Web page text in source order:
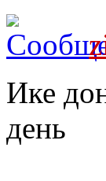
Ике
день